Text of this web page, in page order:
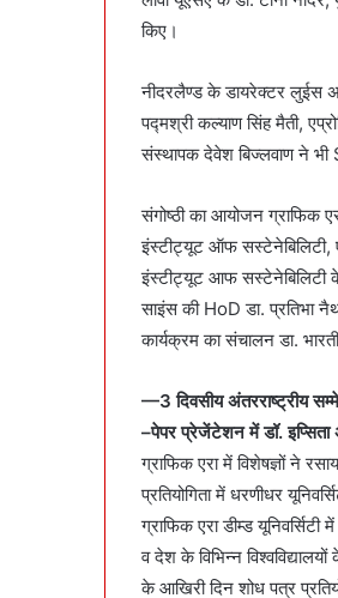
किए।
नीदरलैण्ड के डायरेक्टर लुईस
पद्मश्री कल्याण सिंह मैती,
संस्थापक देवेश बिज्लवाण ने
संगोष्ठी का आयोजन ग्राफिक
इंस्टीट्यूट ऑफ सस्टेनेबिलिटी,
इंस्टीट्यूट आफ सस्टेनेबिलिटी के
साइंस की HoD डा. प्रतिभा
कार्यक्रम का संचालन डा.
—3दिवसीय अंतरराष्ट्रीय
–पेपर प्रेजेंटेशन में डॉ. इप्सिता
ग्राफिक एरा में विशेषज्ञों ने
प्रतियोगिता में धरणीधर
ग्राफिक एरा डीम्ड
व देश के विभिन्न
के आखिरी दिन शोध पत्र